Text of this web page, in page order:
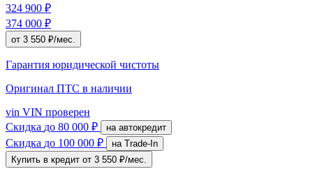
324 900 ₽
374 000 ₽
от 3 550 ₽/мес.
Гарантия юридической чистоты
Оригинал ПТС в наличии
vin VIN проверен
Скидка до 80 000 ₽ на автокредит
Скидка до 100 000 ₽
на Trade-In
Купить в кредит от 3 550 ₽/мес.